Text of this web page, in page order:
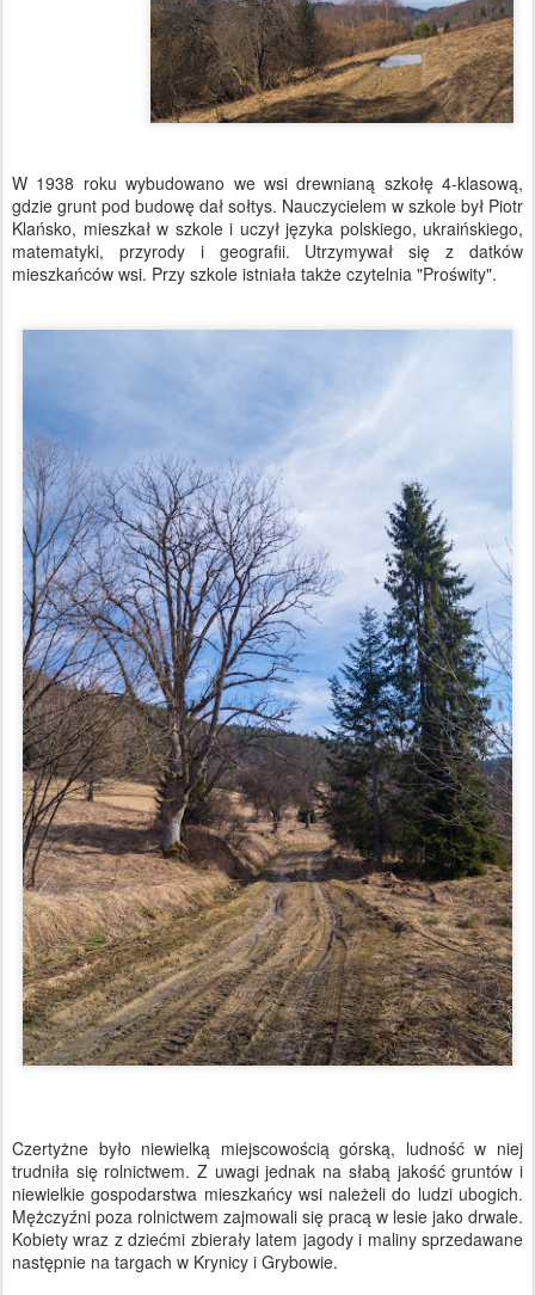
W 1938 roku wybudowano we wsi drewnianą szkołę 4-klasową,
gdzie grunt pod budowę dał sołtys. Nauczycielem w szkole był Piotr
Klańsko, mieszkał w szkole i uczył języka polskiego, ukraińskiego,
matematyki, przyrody i geografii. Utrzymywał się z datków
mieszkańców wsi. Przy szkole istniała także czytelnia "Proświty".
Czertyżne było niewielką miejscowością górską, ludność w niej
trudniła się rolnictwem. Z uwagi jednak na słabą jakość gruntów i
niewielkie gospodarstwa mieszkańcy wsi należeli do ludzi ubogich.
Mężczyźni poza rolnictwem zajmowali się pracą w lesie jako drwale.
Kobiety wraz z dziećmi zbierały latem jagody i maliny sprzedawane
następnie na targach w Krynicy i Grybowie.